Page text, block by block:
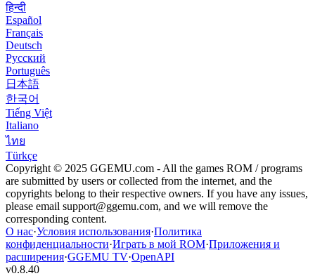
हिन्दी
Español
Français
Deutsch
Русский
Português
日本語
한국어
Tiếng Việt
Italiano
ไทย
Türkçe
Copyright © 2025 GGEMU.com - All the games ROM / programs
are submitted by users or collected from the internet, and the
copyrights belong to their respective owners. If you have any issues,
please email support@ggemu.com, and we will remove the
corresponding content.
О нас·Условия использования·Политика
конфиденциальности·Играть в мой ROM·Приложения и
расширения·GGEMU TV·OpenAPI
v0.8.40